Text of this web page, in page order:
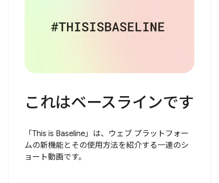
これはベースラインです
「This is Baseline」は、ウェブ プラットフォー
ムの新機能とその使用方法を紹介する一連のシ
ョート動画です。